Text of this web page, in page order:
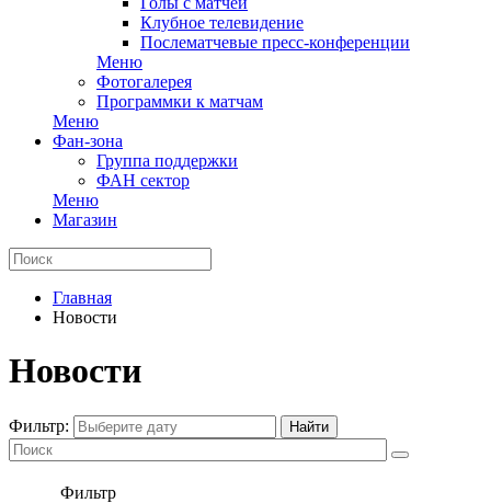
Клубное телевидение
Послематчевые пресс-конференции
Меню
Фотогалерея
Программки к матчам
Меню
Фан-зона
Группа поддержки
ФАН сектор
Меню
Магазин
Главная
Новости
Новости
Фильтр:
Фильтр